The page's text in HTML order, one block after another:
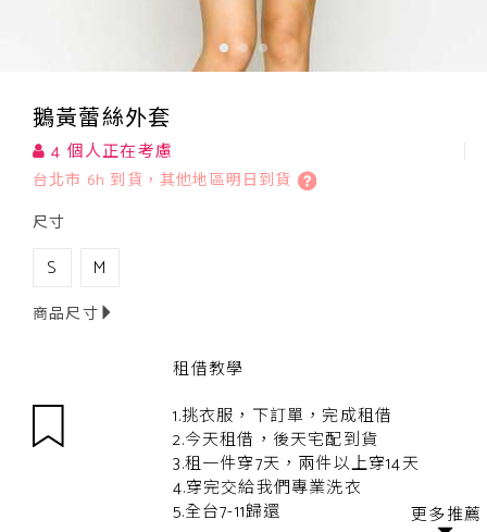
鵝黃蕾絲外套
4 個人正在考慮
台北市 6h 到貨，其他地區明日到貨
尺寸
S M
商品尺寸
租借教學
1.挑衣服，下訂單，完成租借
2.今天租借，後天宅配到貨
3.租一件穿7天，兩件以上穿14天
4.穿完交給我們專業洗衣
5.全台7-11歸還
更多推薦